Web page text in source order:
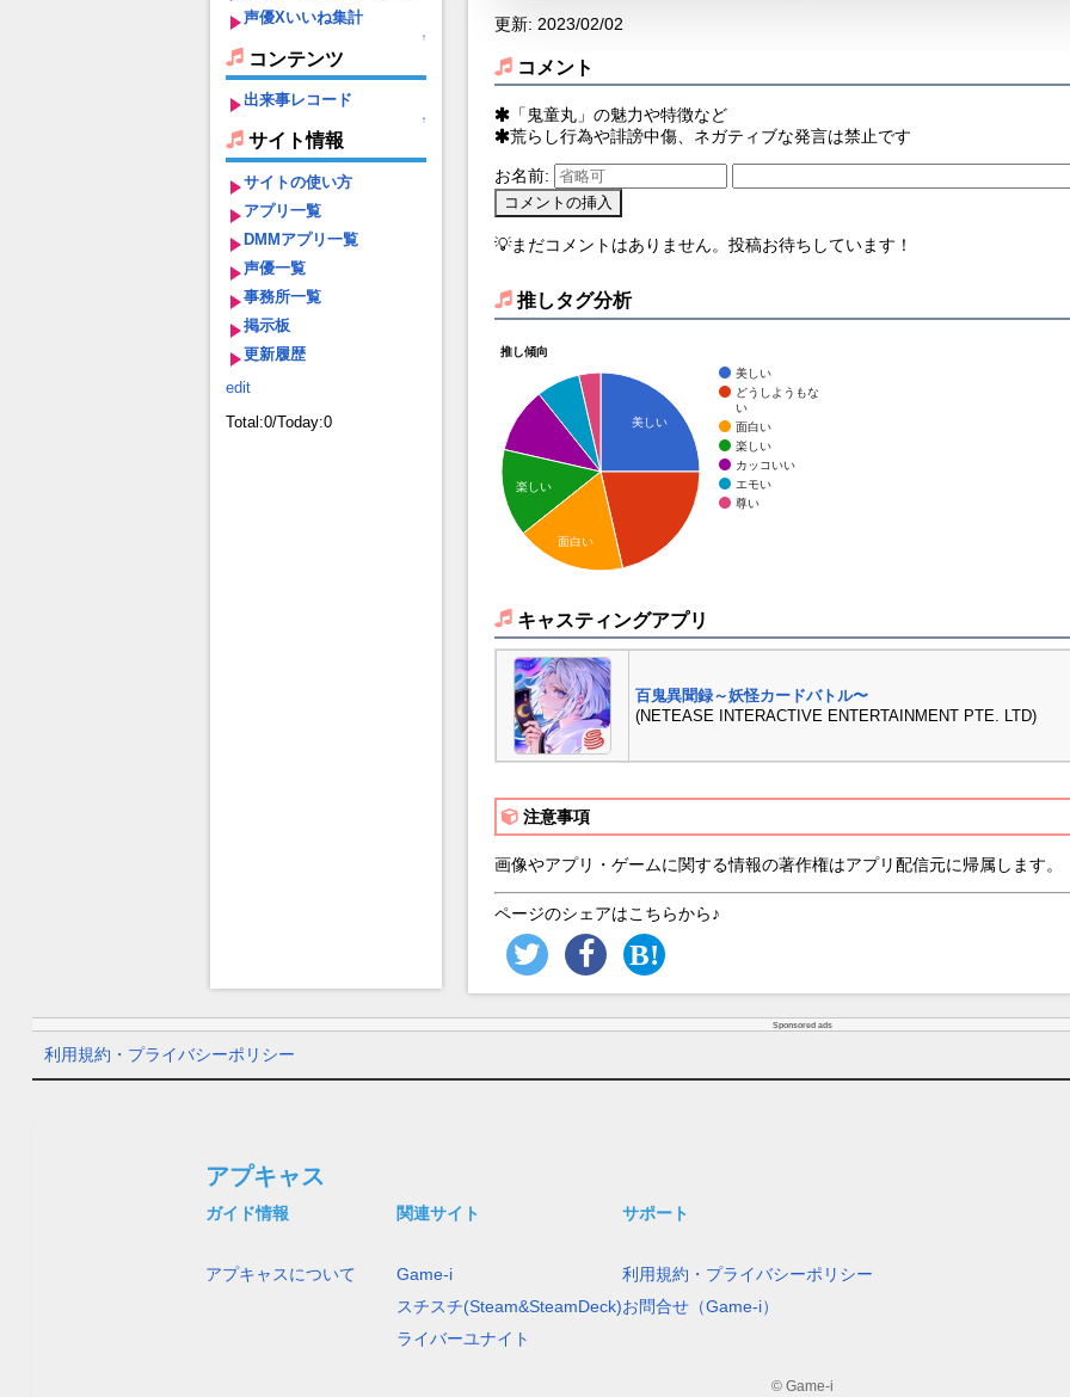
声優Xいいね集計
↑
コンテンツ
出来事レコード
↑
サイト情報
サイトの使い方
アプリ一覧
DMMアプリ一覧
声優一覧
事務所一覧
掲示板
更新履歴
edit
Total:0/Today:0
更新: 2023/02/02
コメント
「鬼童丸」の魅力や特徴など
荒らし行為や誹謗中傷、ネガティブな発言は禁止です
お名前:
💡まだコメントはありません。投稿お待ちしています！
推しタグ分析
推し傾向
美しい
どうしようもな
い
面白い
楽しい
カッコいい
エモい
尊い
美しい
楽しい
面白い
キャスティングアプリ
百鬼異聞録～妖怪カードバトル〜
(NETEASE INTERACTIVE ENTERTAINMENT PTE. LTD)
注意事項
画像やアプリ・ゲームに関する情報の著作権はアプリ配信元に帰属します。
ページのシェアはこちらから♪
Sponsored ads
利用規約・プライバシーポリシー
アプキャス
ガイド情報
アプキャスについて
関連サイト
Game-i
スチスチ(Steam&SteamDeck)
ライバーユナイト
サポート
利用規約・プライバシーポリシー
お問合せ（Game-i）
© Game-i